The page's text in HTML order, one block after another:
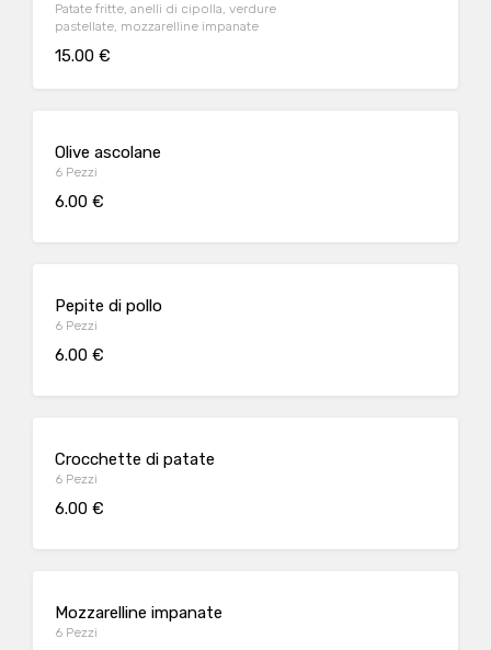
Patate fritte, anelli di cipolla, verdure
pastellate, mozzarelline impanate
15.00 €
Olive ascolane
6 Pezzi
6.00 €
Pepite di pollo
6 Pezzi
6.00 €
Crocchette di patate
6 Pezzi
6.00 €
Mozzarelline impanate
6 Pezzi